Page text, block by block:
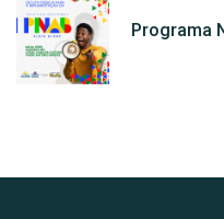
Programa